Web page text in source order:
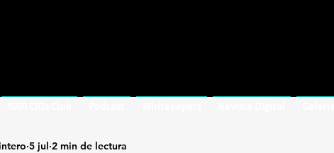
5 jul 2 min de lectura